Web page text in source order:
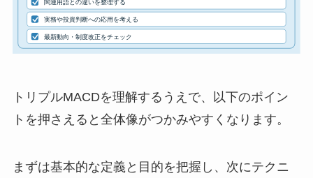
トリプルMACDを理解するうえで、以下のポイン
トを押さえると全体像がつかみやすくなります。
まずは基本的な定義と目的を把握し、次にテクニ